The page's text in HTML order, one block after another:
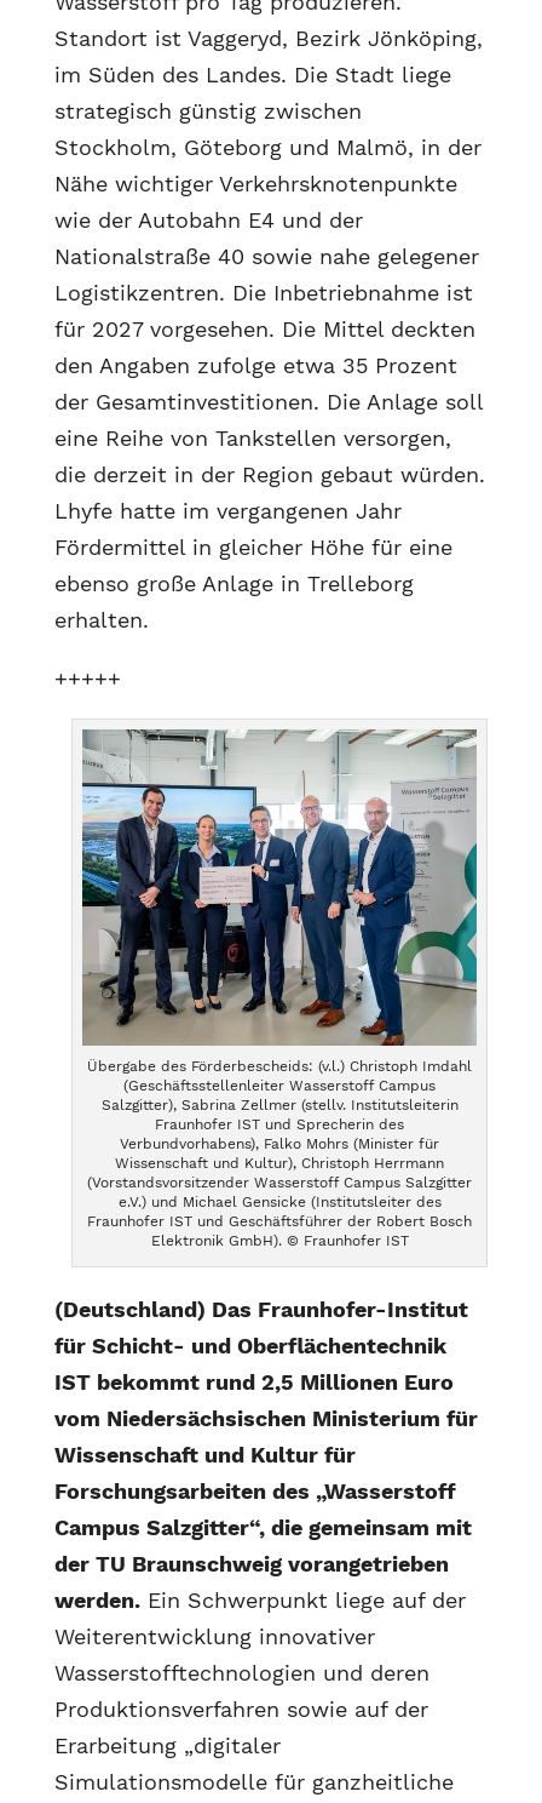
Standort ist Vaggeryd, Bezirk Jönköping,
im Süden des Landes. Die Stadt liege
strategisch günstig zwischen
Stockholm, Göteborg und Malmö, in der
Nähe wichtiger Verkehrsknotenpunkte
wie der Autobahn E4 und der
Nationalstraße 40 sowie nahe gelegener
Logistikzentren. Die Inbetriebnahme ist
für 2027 vorgesehen. Die Mittel deckten
den Angaben zufolge etwa 35 Prozent
der Gesamtinvestitionen. Die Anlage soll
eine Reihe von Tankstellen versorgen,
die derzeit in der Region gebaut würden.
Lhyfe hatte im vergangenen Jahr
Fördermittel in gleicher Höhe für eine
ebenso große Anlage in Trelleborg
erhalten.
+++++
Übergabe des Förderbescheids: (v.l.) Christoph Imdahl
(Geschäftsstellenleiter Wasserstoff Campus
Salzgitter), Sabrina Zellmer (stellv. Institutsleiterin
Fraunhofer IST und Sprecherin des
Verbundvorhabens), Falko Mohrs (Minister für
Wissenschaft und Kultur), Christoph Herrmann
(Vorstandsvorsitzender Wasserstoff Campus Salzgitter
e.V.) und Michael Gensicke (Institutsleiter des
Fraunhofer IST und Geschäftsführer der Robert Bosch
Elektronik GmbH). © Fraunhofer IST
(Deutschland) Das Fraunhofer-Institut
für Schicht- und Oberflächentechnik
IST bekommt rund 2,5 Millionen Euro
vom Niedersächsischen Ministerium für
Wissenschaft und Kultur für
Forschungsarbeiten des „Wasserstoff
Campus Salzgitter“, die gemeinsam mit
der TU Braunschweig vorangetrieben
werden.Ein Schwerpunkt liege auf der
Weiterentwicklung innovativer
Wasserstofftechnologien und deren
Produktionsverfahren sowie auf der
Erarbeitung „digitaler
Simulationsmodelle für ganzheitliche